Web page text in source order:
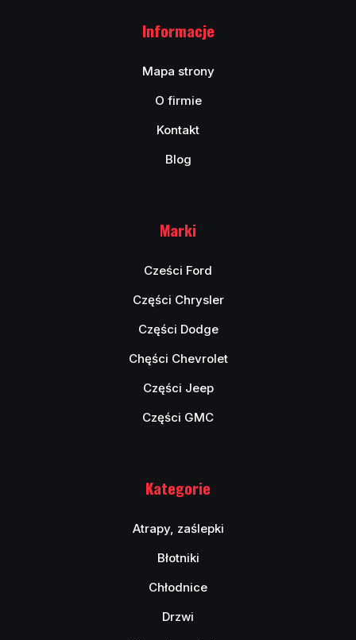
Informacje
Mapa strony
O firmie
Kontakt
Blog
Marki
Cześci Ford
Części Chrysler
Części Dodge
Chęści Chevrolet
Części Jeep
Części GMC
Kategorie
Atrapy, zaślepki
Błotniki
Chłodnice
Drzwi